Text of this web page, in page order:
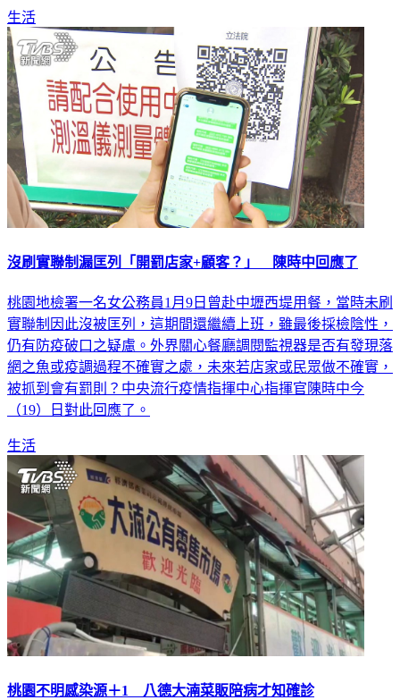
生活
沒刷實聯制漏匡列「開罰店家+顧客？」 陳時中回應了
桃園地檢署一名女公務員1月9日曾赴中壢西堤用餐，當時未刷
實聯制因此沒被匡列，這期間還繼續上班，雖最後採檢陰性，
仍有防疫破口之疑慮。外界關心餐廳調閱監視器是否有發現落
網之魚或疫調過程不確實之處，未來若店家或民眾做不確實，
被抓到會有罰則？中央流行疫情指揮中心指揮官陳時中今
（19）日對此回應了。
生活
桃園不明感染源＋1 八德大湳菜販陪病才知確診